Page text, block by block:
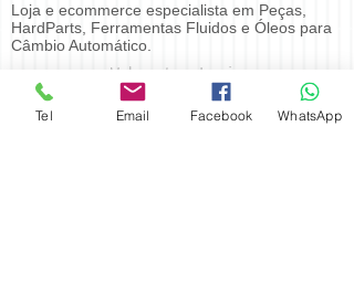
Loja e ecommerce especialista em Peças,
HardParts, Ferramentas Fluidos e Óleos para
Câmbio Automático.
Webmaster Login
Rua Antônio André Rodrigues, 101
Chácara Mafalda - São Paulo - SP -
Tel Email Facebook WhatsApp